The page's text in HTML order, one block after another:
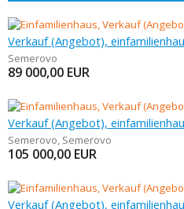
Verkauf (Angebot),
Semerovo
89 000,00 EUR
Verkauf (Angebot),
Semerovo, Semerovo
105 000,00 EUR
Verkauf (Angebot),